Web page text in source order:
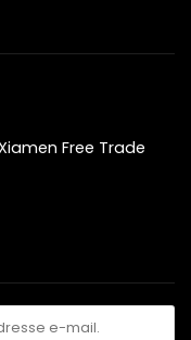
Free Trade